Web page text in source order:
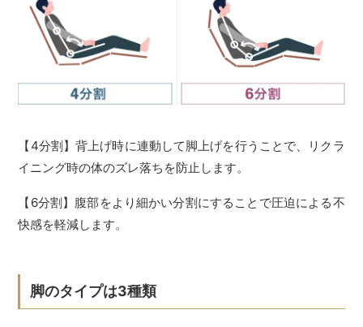
【4分割】背上げ時に連動して脚上げを行うことで、リクラ
イニング時の体のズレ落ちを防止します。
【6分割】腹部をより細かい分割にすることで圧迫による不
快感を軽減します。
脚のタイプは3種類